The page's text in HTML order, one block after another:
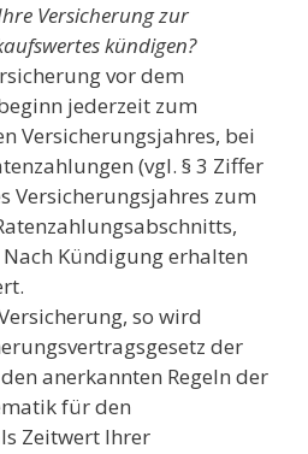
Versicherung zur
kündigen?
vor dem
jederzeit zum
Versicherungsjahres, bei
(vgl. § 3 Ziffer
Versicherungsjahres zum
Kündigung erhalten
so wird
der
anerkannten Regeln der
für den
Zeitwert Ihrer